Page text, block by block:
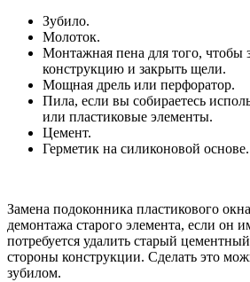
Зубило.
Молоток.
Монтажная пена для того, чтобы
конструкцию и закрыть щели.
Мощная дрель или перфоратор.
Пила, если вы собираетесь
или пластиковые элементы.
Цемент.
Герметик на силиконовой основе.
Замена подоконника пластикового
демонтажа старого элемента, если он
потребуется удалить старый
стороны конструкции. Сделать это
зубилом.